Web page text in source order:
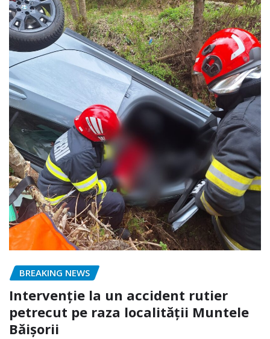
BREAKING NEWS
Intervenție la un accident rutier
petrecut pe raza localității Muntele
Băișorii